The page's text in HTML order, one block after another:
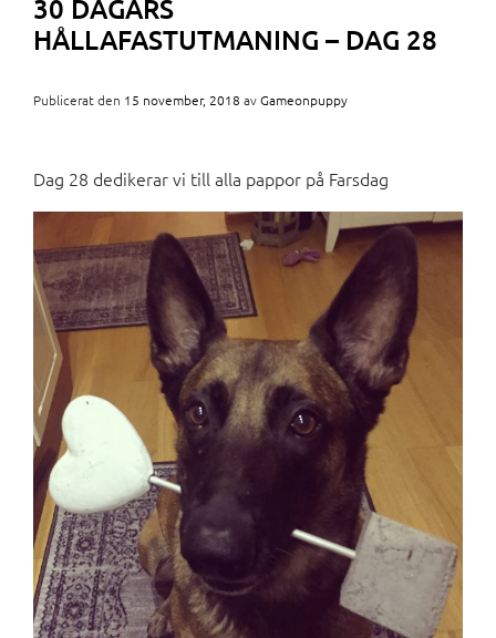
30 DAGARS
HÅLLAFASTUTMANING – DAG 28
Publicerat den 15 november, 2018 avGameonpuppy
Dag 28 dedikerar vi till alla pappor på Farsdag